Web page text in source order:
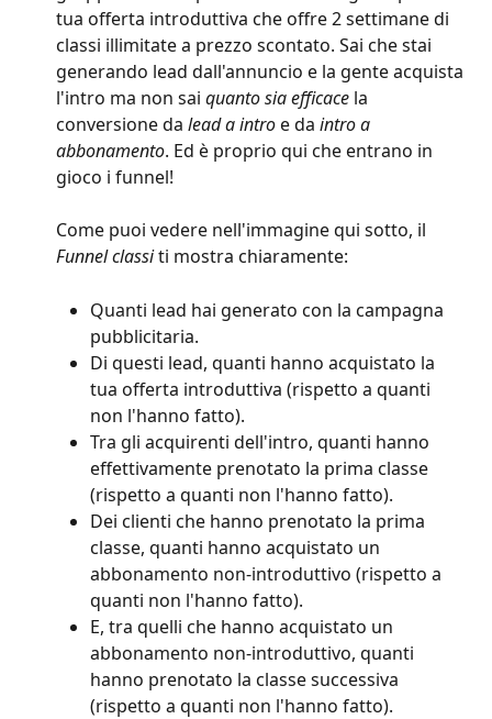
tua offerta introduttiva che offre 2 settimane di
classi illimitate a prezzo scontato. Sai che stai
generando lead dall'annuncio e la gente acquista
l'intro ma non sai quanto sia efficace la
conversione da lead a intro e da intro a
abbonamento. Ed è proprio qui che entrano in
gioco i funnel!
Come puoi vedere nell'immagine qui sotto, il
Funnel classi ti mostra chiaramente:
Quanti lead hai generato con la campagna
pubblicitaria.
Di questi lead, quanti hanno acquistato la
tua offerta introduttiva (rispetto a quanti
non l'hanno fatto).
Tra gli acquirenti dell'intro, quanti hanno
effettivamente prenotato la prima classe
(rispetto a quanti non l'hanno fatto).
Dei clienti che hanno prenotato la prima
classe, quanti hanno acquistato un
abbonamento non-introduttivo (rispetto a
quanti non l'hanno fatto).
E, tra quelli che hanno acquistato un
abbonamento non-introduttivo, quanti
hanno prenotato la classe successiva
(rispetto a quanti non l'hanno fatto).